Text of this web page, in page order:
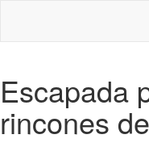
Escapada
rincones